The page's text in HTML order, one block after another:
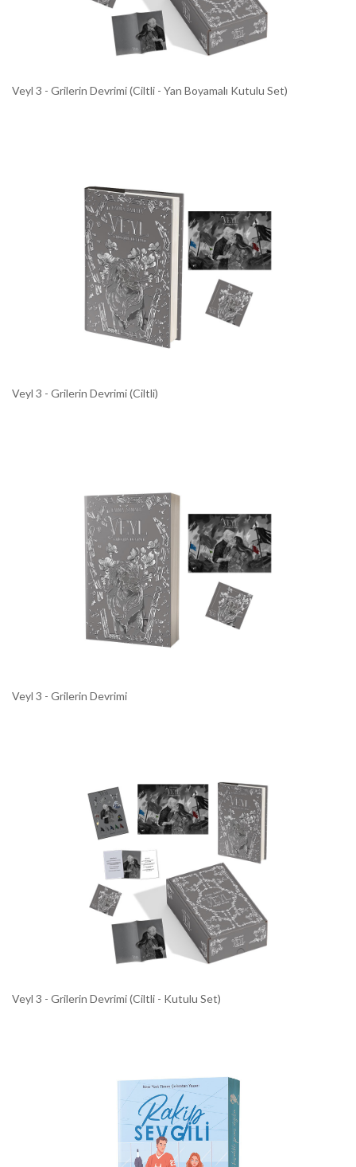
Veyl 3 - Grilerin Devrimi (Ciltli - Yan Boyamalı Kutulu Set)
Veyl 3 - Grilerin Devrimi (Ciltli)
Veyl 3 - Grilerin Devrimi
Veyl 3 - Grilerin Devrimi (Ciltli - Kutulu Set)